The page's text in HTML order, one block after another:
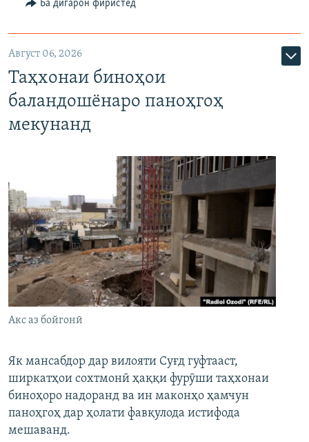
Ба дигарон фиристед
Август 06, 2026
Таҳхонаи биноҳои
баландошёнаро паноҳгоҳ
мекунанд
Акс аз бойгонӣ
Як мансабдор дар вилояти Суғд гуфтааст,
ширкатҳои сохтмонӣ ҳаққи фурӯши таҳхонаи
биноҳоро надоранд ва ин маконҳо ҳамчун
паноҳгоҳ дар ҳолати фавқулода истифода
мешаванд.